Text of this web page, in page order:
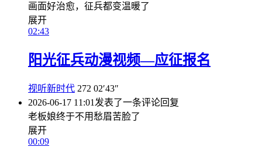
画面好治愈，征兵都变温暖了
展开
02:43
阳光征兵动漫视频—应征报名
视听新时代 272 02′43″
2026-06-17 11:01 发表了一条评论回复
老板娘终于不用愁眉苦脸了
展开
00:09